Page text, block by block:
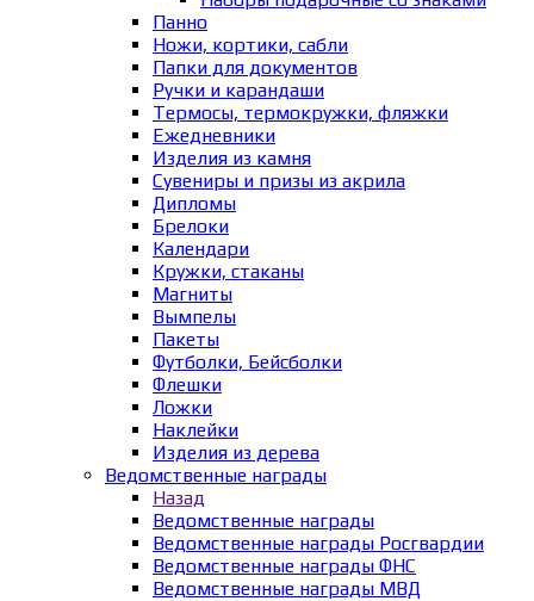
Панно
Ножи, кортики, сабли
Папки для документов
Ручки и карандаши
Термосы, термокружки, фляжки
Ежедневники
Изделия из камня
Сувениры и призы из акрила
Дипломы
Брелоки
Календари
Кружки, стаканы
Магниты
Вымпелы
Пакеты
Футболки, Бейсболки
Флешки
Ложки
Наклейки
Изделия из дерева
Ведомственные награды
Назад
Ведомственные награды
Ведомственные награды Росгвардии
Ведомственные награды ФНС
Ведомственные награды МВД